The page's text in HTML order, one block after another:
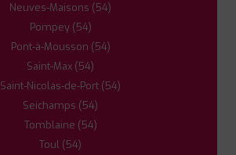
Neuves-Maisons (54)
Pompey (54)
Pont-à-Mousson (54)
Saint-Max (54)
Saint-Nicolas-de-Port (54)
Seichamps (54)
Tomblaine (54)
Toul (54)